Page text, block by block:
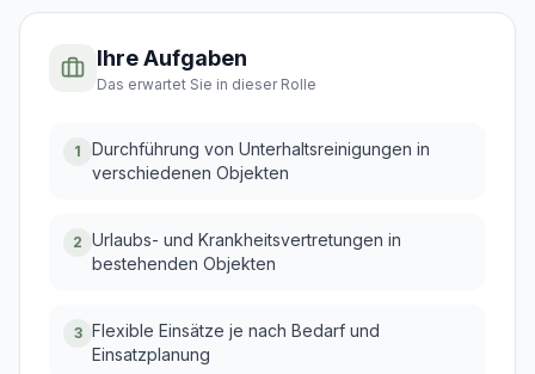
Ihre Aufgaben
Das erwartet Sie in dieser Rolle
1
Durchführung von Unterhaltsreinigungen in
verschiedenen Objekten
2 Urlaubs- und Krankheitsvertretungen in
bestehenden Objekten
3 Flexible Einsätze je nach Bedarf und
Einsatzplanung